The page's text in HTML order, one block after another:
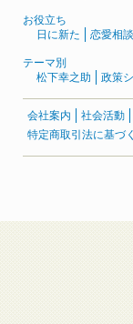
お役立ち
日に新た
恋愛相談
テーマ別
松下幸之助
政策
会社案内 社会活動
特定商取引法に基づ